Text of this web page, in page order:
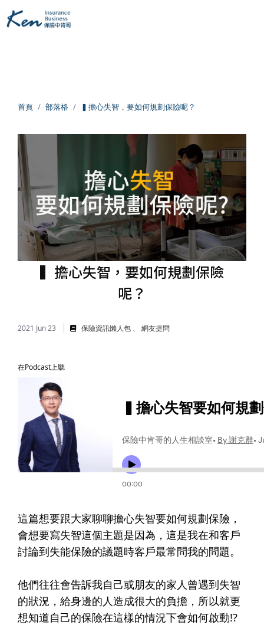
失能險
醫療險
旅平險
儲蓄險
學習心得
跨界思考
靈性成長
好書推薦
退休規劃
理財心法
勞保勞退
保險白話文
首頁 部落格 ▍擔心失智，要如何規劃保險呢？
▍擔心失智，要如何規劃保險
呢？
2021 Jun 23 保險資訊懶人包 網友提問
在Podcast上聽
這篇想要跟大家聊聊擔心失智要如何規劃保險，
會想要寫失智這個主題是因為，這是我在和客戶
討論到失能保險的議題時客戶最常問我的問題。
他們往往會告訴我自己或朋友的家人曾遇到失智
的狀況，給身邊的人造成很大的負擔，所以就更
想知道自己的保險在這樣的情況下會如何啟動!?